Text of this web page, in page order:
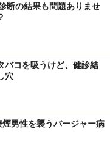
断の結果も問題ありませ
バコを吸うけど、健診結
穴
男性を襲うバージャー病